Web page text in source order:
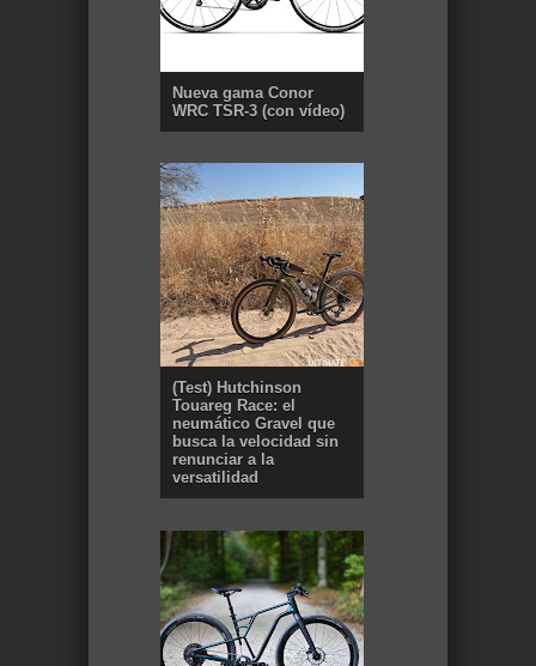
Nueva gama Conor
WRC TSR-3 (con vídeo)
(Test) Hutchinson
Touareg Race: el
neumático Gravel que
busca la velocidad sin
renunciar a la
versatilidad